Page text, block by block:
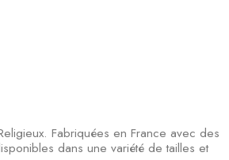
Fabriquées en France avec des
dans une variété de tailles et